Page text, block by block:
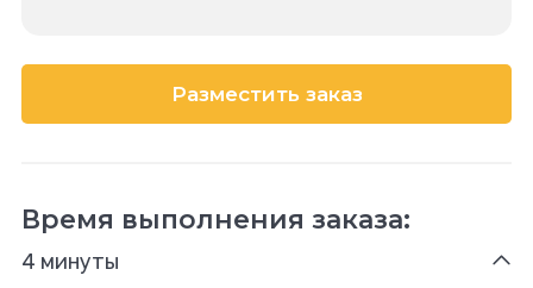
Разместить заказ
Время выполнения заказа:
4 минуты